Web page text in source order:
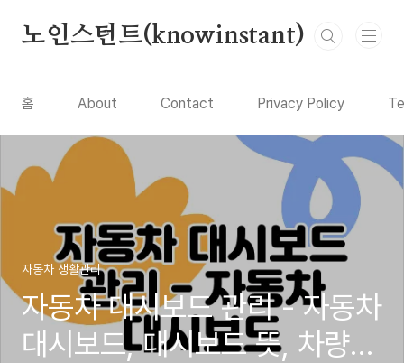
노인스턴트(knowinstant)
홈 About Contact Privacy Policy
자동차 생활관리
자동차 대시보드 관리 - 자동차
대시보드, 대시보드 뜻, 차량